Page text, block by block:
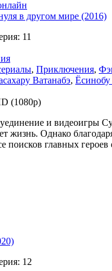
в другом мире (2016)
11
, Приключения,
Ватанабэ,
(1080p)
и видеоигры
жизнь. Однако
поисков главных героев
12